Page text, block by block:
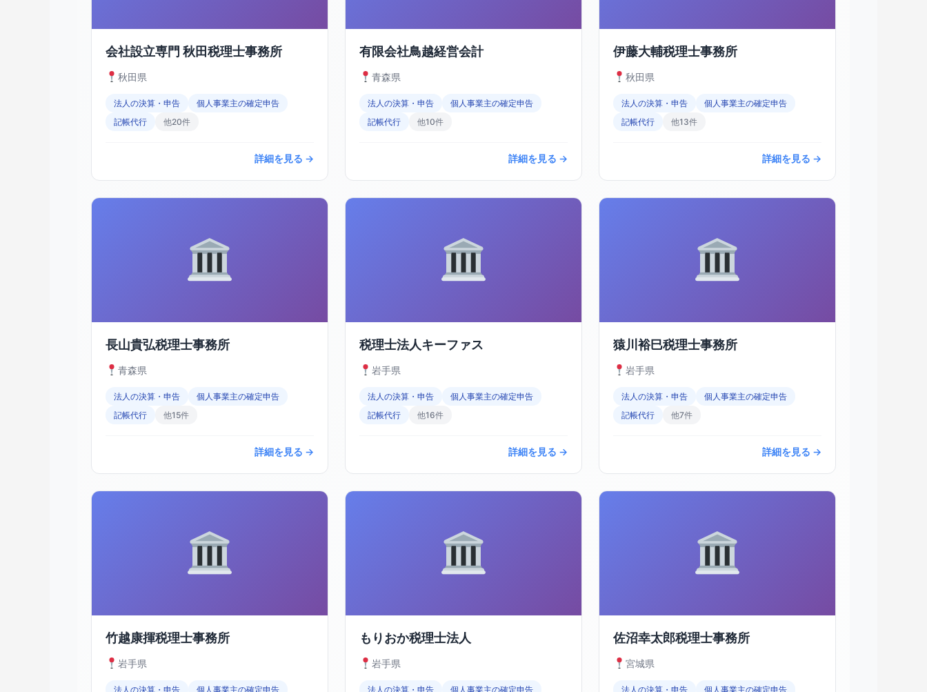
会社設立専門 秋田税理士事務所
秋田県
法人の決算・申告
個人事業主の確定申告
記帳代行
他20件
詳細を見る →
有限会社鳥越経営会計
青森県
法人の決算・申告
個人事業主の確定申告
記帳代行
他10件
詳細を見る →
伊藤大輔税理士事務所
秋田県
法人の決算・申告
個人事業主の確定申告
記帳代行
他13件
詳細を見る →
長山貴弘税理士事務所
青森県
法人の決算・申告
個人事業主の確定申告
記帳代行
他15件
詳細を見る →
税理士法人キーファス
岩手県
法人の決算・申告
個人事業主の確定申告
記帳代行
他16件
詳細を見る →
猿川裕巳税理士事務所
岩手県
法人の決算・申告
個人事業主の確定申告
記帳代行
他7件
詳細を見る →
竹越康揮税理士事務所
岩手県
法人の決算・申告 個人事業主の確定申告
もりおか税理士法人
岩手県
法人の決算・申告 個人事業主の確定申告
佐沼幸太郎税理士事務所
宮城県
法人の決算・申告 個人事業主の確定申告